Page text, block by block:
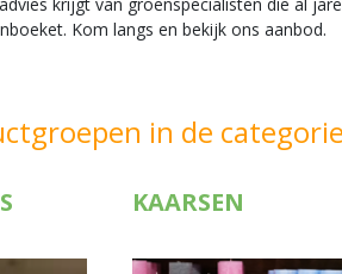
Kom langs en bekijk ons aanbod.
in de
KAARSEN